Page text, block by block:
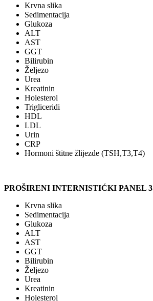
Krvna slika
Sedimentacija
Glukoza
ALT
AST
GGT
Bilirubin
Željezo
Urea
Kreatinin
Holesterol
Trigliceridi
HDL
LDL
Urin
CRP
Hormoni štitne žlijezde (TSH,T3,T4)
PROŠIRENI INTERNISTIĆKI PANEL 3
Krvna slika
Sedimentacija
Glukoza
ALT
AST
GGT
Bilirubin
Željezo
Urea
Kreatinin
Holesterol